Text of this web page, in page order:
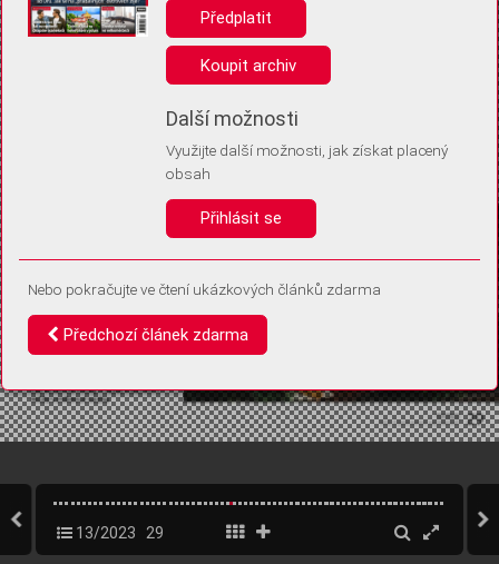
uložením volitelných informací:
Anonymní unikátní ID
Díky němu příště poznáme, že se jedná o stejné zařízení, a
Identifikátor je zcela anonymní.
Vaše souhlasy a odmítnutí si ukládáme do vašeho zařízení, abychom se
vás už příště znovu neptali. Můžete je kdykoli později upravit ve Správě
13/2023 29
Předplatit
Koupit archiv
Další možnosti
Využijte další možnosti, jak získat placený
obsah
Přihlásit se
Nebo pokračujte ve čtení ukázkových článků zdarma
Předchozí článek zdarma